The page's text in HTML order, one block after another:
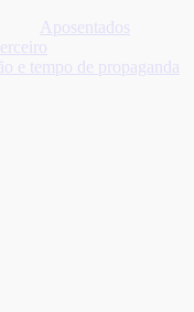
Aposentados
e tempo de propaganda